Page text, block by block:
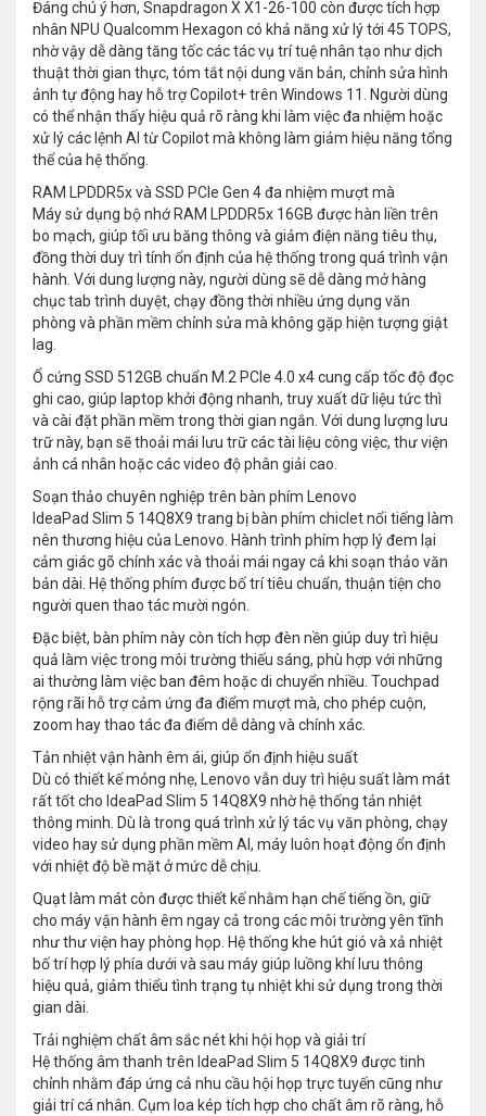
Đáng chú ý hơn, Snapdragon X X1-26-100 còn được tích hợp
nhân NPU Qualcomm Hexagon có khả năng xử lý tới 45 TOPS,
nhờ vậy dễ dàng tăng tốc các tác vụ trí tuệ nhân tạo như dịch
thuật thời gian thực, tóm tắt nội dung văn bản, chỉnh sửa hình
ảnh tự động hay hỗ trợ Copilot+ trên Windows 11. Người dùng
có thể nhận thấy hiệu quả rõ ràng khi làm việc đa nhiệm hoặc
xử lý các lệnh AI từ Copilot mà không làm giảm hiệu năng tổng
thể của hệ thống.
RAM LPDDR5x và SSD PCIe Gen 4 đa nhiệm mượt mà
Máy sử dụng bộ nhớ RAM LPDDR5x 16GB được hàn liền trên
bo mạch, giúp tối ưu băng thông và giảm điện năng tiêu thụ,
đồng thời duy trì tính ổn định của hệ thống trong quá trình vận
hành. Với dung lượng này, người dùng sẽ dễ dàng mở hàng
chục tab trình duyệt, chạy đồng thời nhiều ứng dụng văn
phòng và phần mềm chỉnh sửa mà không gặp hiện tượng giật
lag.
Ổ cứng SSD 512GB chuẩn M.2 PCIe 4.0 x4 cung cấp tốc độ đọc
ghi cao, giúp laptop khởi động nhanh, truy xuất dữ liệu tức thì
và cài đặt phần mềm trong thời gian ngắn. Với dung lượng lưu
trữ này, bạn sẽ thoải mái lưu trữ các tài liệu công việc, thư viện
ảnh cá nhân hoặc các video độ phân giải cao.
Soạn thảo chuyên nghiệp trên bàn phím Lenovo
IdeaPad Slim 5 14Q8X9 trang bị bàn phím chiclet nổi tiếng làm
nên thương hiệu của Lenovo. Hành trình phím hợp lý đem lại
cảm giác gõ chính xác và thoải mái ngay cả khi soạn thảo văn
bản dài. Hệ thống phím được bố trí tiêu chuẩn, thuận tiện cho
người quen thao tác mười ngón.
Đặc biệt, bàn phím này còn tích hợp đèn nền giúp duy trì hiệu
quả làm việc trong môi trường thiếu sáng, phù hợp với những
ai thường làm việc ban đêm hoặc di chuyển nhiều. Touchpad
rộng rãi hỗ trợ cảm ứng đa điểm mượt mà, cho phép cuộn,
zoom hay thao tác đa điểm dễ dàng và chính xác.
Tản nhiệt vận hành êm ái, giúp ổn định hiệu suất
Dù có thiết kế mỏng nhẹ, Lenovo vẫn duy trì hiệu suất làm mát
rất tốt cho IdeaPad Slim 5 14Q8X9 nhờ hệ thống tản nhiệt
thông minh. Dù là trong quá trình xử lý tác vụ văn phòng, chạy
video hay sử dụng phần mềm AI, máy luôn hoạt động ổn định
với nhiệt độ bề mặt ở mức dễ chịu.
Quạt làm mát còn được thiết kế nhằm hạn chế tiếng ồn, giữ
cho máy vận hành êm ngay cả trong các môi trường yên tĩnh
như thư viện hay phòng họp. Hệ thống khe hút gió và xả nhiệt
bố trí hợp lý phía dưới và sau máy giúp luồng khí lưu thông
hiệu quả, giảm thiểu tình trạng tụ nhiệt khi sử dụng trong thời
gian dài.
Trải nghiệm chất âm sắc nét khi hội họp và giải trí
Hệ thống âm thanh trên IdeaPad Slim 5 14Q8X9 được tinh
chỉnh nhằm đáp ứng cả nhu cầu hội họp trực tuyến cũng như
giải trí cá nhân. Cụm loa kép tích hợp cho chất âm rõ ràng, hỗ